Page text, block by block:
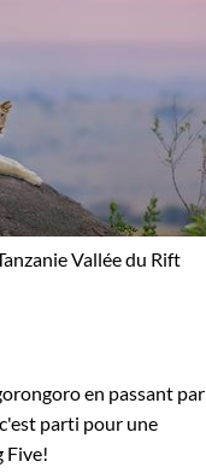
en passant par
parti pour une
Five!